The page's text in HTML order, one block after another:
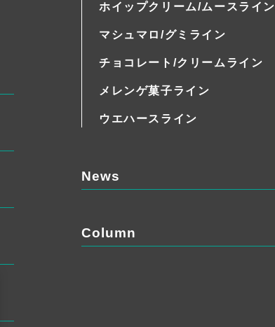
ホイップクリーム/ムースライン
マシュマロ/グミライン
チョコレート/クリームライン
メレンゲ菓子ライン
ウエハースライン
News
Column